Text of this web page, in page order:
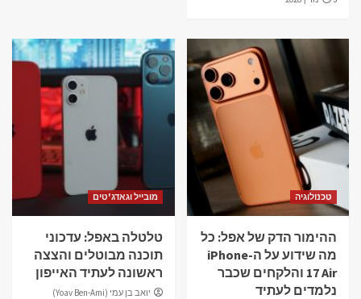
טכנולוגיה
ההימור הדק של אפל: כל
מה שידוע על ה-iPhone
17 Air והלקחים שכבר
נלמדים לעתיד
מובייל וגאדג'טים
טלטלה באפל: עדכוני
תוכנה מבוטלים והצצה
ראשונה לעתיד האייפון
יואב בן עמי (Yoav Ben-Ami)